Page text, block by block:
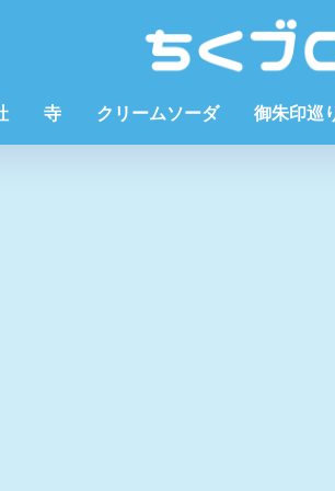
寺 クリームソーダ 御朱印巡